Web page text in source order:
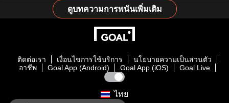
ดูบทความการพนันเพิ่มเติม
ติดต่อเรา เงื่อนไขการใช้บริการ
นโยบายความเป็นส่วนตัว
อาชีพ
Goal App (Android) Goal App (iOS) Goal Live
ไทย